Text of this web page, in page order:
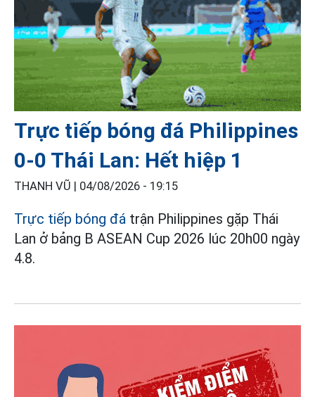
Trực tiếp bóng đá Philippines
0-0 Thái Lan: Hết hiệp 1
THANH VŨ | 04/08/2026 - 19:15
Trực tiếp bóng đá trận Philippines gặp Thái
Lan ở bảng B ASEAN Cup 2026 lúc 20h00 ngày
4.8.